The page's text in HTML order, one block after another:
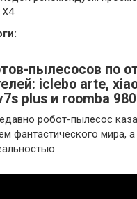
пылесосов по
iсlebo arte,
plus и roomba 980
робот-пылесос
фантастического мира,